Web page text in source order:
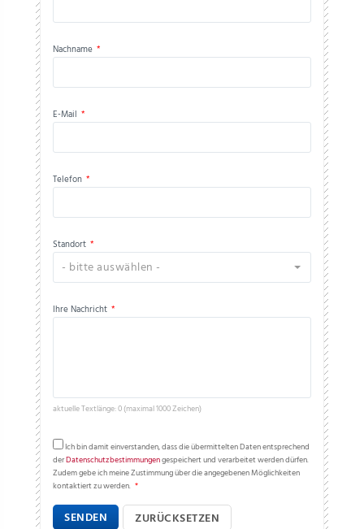
Nachname *
E-Mail *
Telefon *
Standort *
- bitte auswählen -
Ihre Nachricht *
aktuelle Textlänge: 0 (maximal 1000 Zeichen)
Ich bin damit einverstanden, dass die übermittelten Daten entsprechend
derDatenschutzbestimmungengespeichert und verarbeitet werden dürfen.
Zudem gebe ich meine Zustimmung über die angegebenen Möglichkeiten
kontaktiert zu werden. *
SENDEN ZURÜCKSETZEN